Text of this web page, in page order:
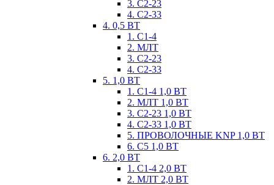
3. С2-23
4. С2-33
4. 0,5 ВТ
1. С1-4
2. МЛТ
3. С2-23
4. С2-33
5. 1,0 ВТ
1. С1-4 1,0 ВТ
2. МЛТ 1,0 ВТ
3. С2-23 1,0 ВТ
4. С2-33 1,0 ВТ
5. ПРОВОЛОЧНЫЕ KNP 1,0 ВТ
6. С5 1,0 ВТ
6. 2,0 ВТ
1. С1-4 2,0 ВТ
2. МЛТ 2,0 ВТ